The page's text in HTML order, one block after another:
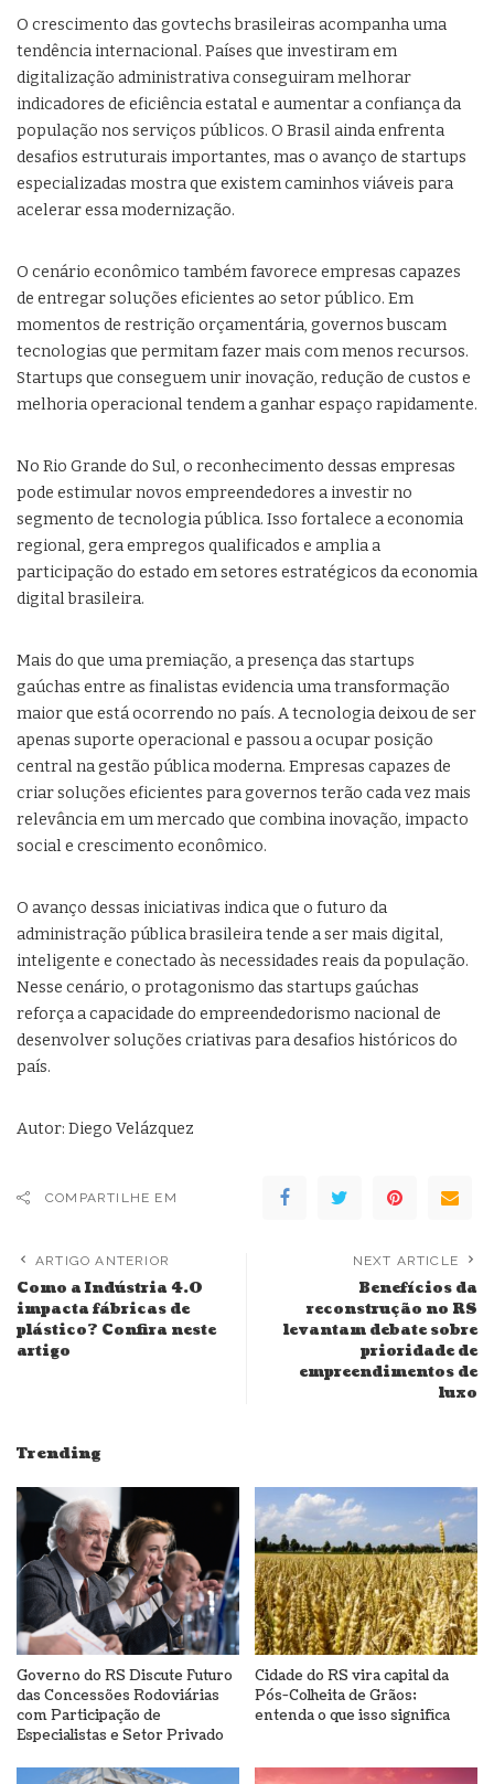
O crescimento das govtechs brasileiras acompanha uma
tendência internacional. Países que investiram em
digitalização administrativa conseguiram melhorar
indicadores de eficiência estatal e aumentar a confiança da
população nos serviços públicos. O Brasil ainda enfrenta
desafios estruturais importantes, mas o avanço de startups
especializadas mostra que existem caminhos viáveis para
acelerar essa modernização.
O cenário econômico também favorece empresas capazes
de entregar soluções eficientes ao setor público. Em
momentos de restrição orçamentária, governos buscam
tecnologias que permitam fazer mais com menos recursos.
Startups que conseguem unir inovação, redução de custos e
melhoria operacional tendem a ganhar espaço rapidamente.
No Rio Grande do Sul, o reconhecimento dessas empresas
pode estimular novos empreendedores a investir no
segmento de tecnologia pública. Isso fortalece a economia
regional, gera empregos qualificados e amplia a
participação do estado em setores estratégicos da economia
digital brasileira.
Mais do que uma premiação, a presença das startups
gaúchas entre as finalistas evidencia uma transformação
maior que está ocorrendo no país. A tecnologia deixou de ser
apenas suporte operacional e passou a ocupar posição
central na gestão pública moderna. Empresas capazes de
criar soluções eficientes para governos terão cada vez mais
relevância em um mercado que combina inovação, impacto
social e crescimento econômico.
O avanço dessas iniciativas indica que o futuro da
administração pública brasileira tende a ser mais digital,
inteligente e conectado às necessidades reais da população.
Nesse cenário, o protagonismo das startups gaúchas
reforça a capacidade do empreendedorismo nacional de
desenvolver soluções criativas para desafios históricos do
país.
Autor: Diego Velázquez
COMPARTILHE EM
ARTIGO ANTERIOR
Como a Indústria 4.0
impacta fábricas de
plástico? Confira neste
artigo
NEXT ARTICLE
Benefícios da
reconstrução no RS
levantam debate sobre
prioridade de
empreendimentos de
luxo
Trending
Governo do RS Discute Futuro
das Concessões Rodoviárias
com Participação de
Especialistas e Setor Privado
Cidade do RS vira capital da
Pós-Colheita de Grãos;
entenda o que isso significa